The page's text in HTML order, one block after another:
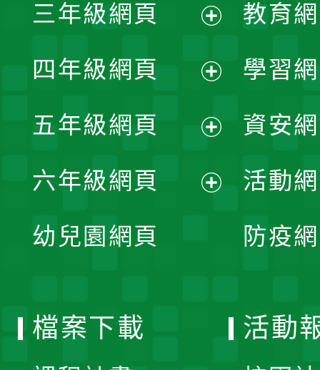
選
單
開
選
單
三年級網頁
開
選
單
四年級網頁
開
選
五年級網頁
開
六年級網頁
幼兒園網頁
教育
學習
資安
活動
防疫
檔案下載 活動